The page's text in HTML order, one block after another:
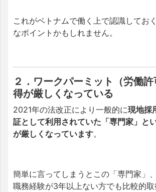
これがベトナムで働く上で認識してお
なポイントかもしれません。
２．ワークパーミット（労働
得が厳しくなっている
2021年の法改正により一般的に現地採
証として利用されていた「専門家」と
が厳しくなっています。
簡単に言ってしまうとこの「専門家」
職務経験が3年以上ない方でも比較的